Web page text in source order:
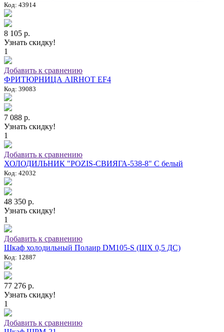
Код: 43914
8 105 р.
Узнать скидку!
1
Добавить к сравнению
ФРИТЮРНИЦА AIRHOT EF4
Код: 39083
7 088 р.
Узнать скидку!
1
Добавить к сравнению
ХОЛОДИЛЬНИК "POZIS-СВИЯГА-538-8" C белый
Код: 42032
48 350 р.
Узнать скидку!
1
Добавить к сравнению
Шкаф холодильный Полаир DM105-S (ШХ 0,5 ДС)
Код: 12887
77 276 р.
Узнать скидку!
1
Добавить к сравнению